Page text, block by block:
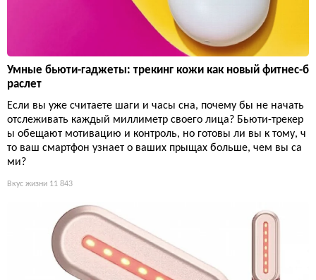
Умные бьюти-гаджеты: трекинг кожи как новый фитнес-б
раслет
Если вы уже считаете шаги и часы сна, почему бы не начать
отслеживать каждый миллиметр своего лица? Бьюти-трекер
ы обещают мотивацию и контроль, но готовы ли вы к тому, ч
то ваш смартфон узнает о ваших прыщах больше, чем вы са
ми?
Вкус жизни 11 843